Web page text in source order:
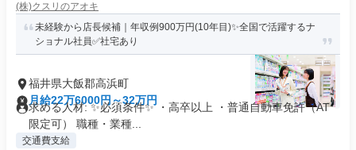
(株)クスリのアオキ
未経験から店長候補｜年収例900万円(10年目)✨全国で活躍するナ
ショナル社員✅社宅あり
福井県大飯郡高浜町
月給22万6000円～32万円
求める人材: ✨必須条件✨ ・高卒以上 ・普通自動車免許（AT
限定可） 職種・業種...
交通費支給